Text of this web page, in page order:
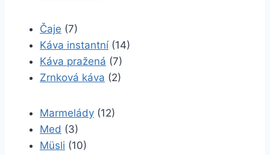
Čaje (7)
Káva instantní (14)
Káva pražená (7)
Zrnková káva (2)
Marmelády (12)
Med (3)
Müsli (10)